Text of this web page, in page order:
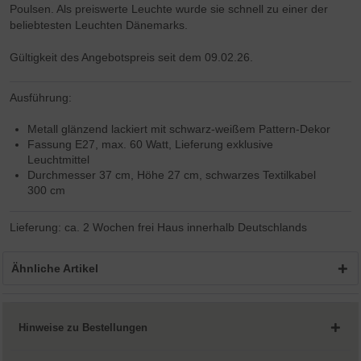
Poulsen. Als preiswerte Leuchte wurde sie schnell zu einer der
beliebtesten Leuchten Dänemarks.
Gültigkeit des Angebotspreis seit dem 09.02.26.
Ausführung:
Metall glänzend lackiert mit schwarz-weißem Pattern-Dekor
Fassung E27, max. 60 Watt, Lieferung exklusive
Leuchtmittel
Durchmesser 37 cm, Höhe 27 cm, schwarzes Textilkabel
300 cm
Lieferung: ca. 2 Wochen frei Haus innerhalb Deutschlands
Ähnliche Artikel
Hinweise zu Bestellungen